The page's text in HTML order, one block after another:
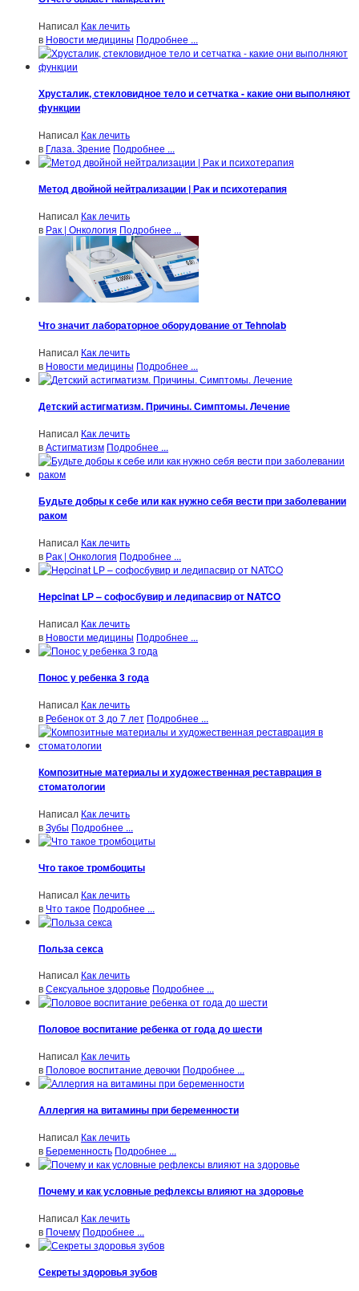
Написал Как лечить
в Новости медицины Подробнее ...
Хрусталик, стекловидное тело и сетчатка - какие они выполняют
функции
Написал Как лечить
в Глаза. Зрение Подробнее ...
Метод двойной нейтрализации | Рак и психотерапия
Написал Как лечить
в Рак | Онкология Подробнее ...
Что значит лабораторное оборудование от Tehnolab
Написал Как лечить
в Новости медицины Подробнее ...
Детский астигматизм. Причины. Симптомы. Лечение
Написал Как лечить
вАстигматизм Подробнее ...
Будьте добры к себе или как нужно себя вести при заболевании
раком
Написал Как лечить
в Рак | Онкология Подробнее ...
Hepcinat LР – софосбувир и ледипасвир от NATCO
Написал Как лечить
в Новости медицины Подробнее ...
Понос у ребенка 3 года
Написал Как лечить
в Ребенок от 3 до 7 лет Подробнее ...
Композитные материалы и художественная реставрация в
стоматологии
Написал Как лечить
вЗубы Подробнее ...
Что такое тромбоциты
Написал Как лечить
в Что такое Подробнее ...
Польза секса
Написал Как лечить
вСексуальное здоровье Подробнее ...
Половое воспитание ребенка от года до шести
Написал Как лечить
в Половое воспитание девочки Подробнее ...
Аллергия на витамины при беременности
Написал Как лечить
в Беременность Подробнее ...
Почему и как условные рефлексы влияют на здоровье
Написал Как лечить
в Почему Подробнее ...
Секреты здоровья зубов